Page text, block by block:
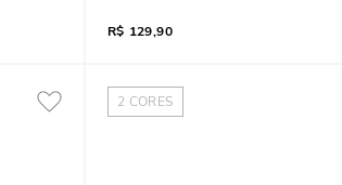
R$ 129,90
2 CORES